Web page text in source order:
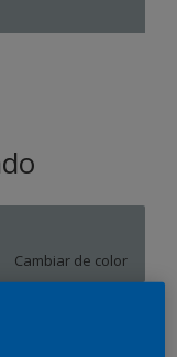
Cambiar de color